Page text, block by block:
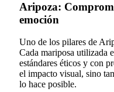
Aripoza:
emoción
Uno de los pilares de
Cada mariposa utilizada
estándares éticos y con
el impacto visual, sino
lo hace posible.